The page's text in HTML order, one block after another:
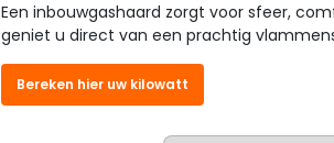
Een inbouwgashaard zorgt voor sfeer,
geniet u direct van een prachtig
Bereken hier uw kilowatt